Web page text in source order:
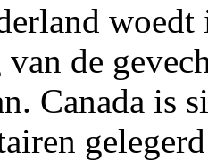
woedt
de
Canada is